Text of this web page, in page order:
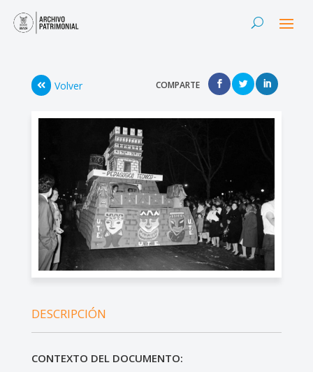
Volver COMPARTE
DESCRIPCIÓN
CONTEXTO DEL DOCUMENTO: